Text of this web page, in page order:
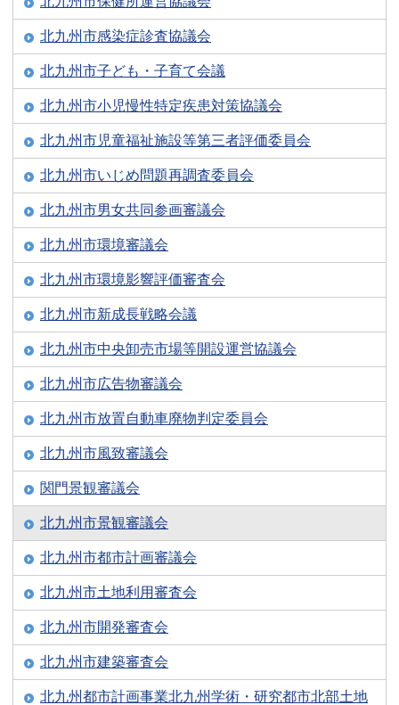
北九州市感染症診査協議会
北九州市子ども・子育て会議
北九州市小児慢性特定疾患対策協議会
北九州市児童福祉施設等第三者評価委員会
北九州市いじめ問題再調査委員会
北九州市男女共同参画審議会
北九州市環境審議会
北九州市環境影響評価審査会
北九州市新成長戦略会議
北九州市中央卸売市場等開設運営協議会
北九州市広告物審議会
北九州市放置自動車廃物判定委員会
北九州市風致審議会
関門景観審議会
北九州市景観審議会
北九州市都市計画審議会
北九州市土地利用審査会
北九州市開発審査会
北九州市建築審査会
北九州都市計画事業北九州学術・研究都市北部土地